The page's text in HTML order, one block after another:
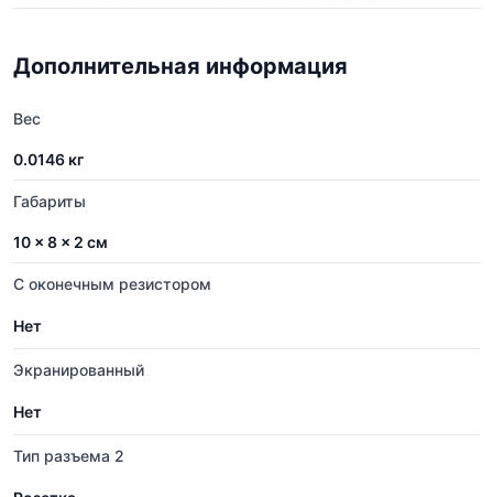
Дополнительная информация
Вес
0.0146 кг
Габариты
10 × 8 × 2 см
С оконечным резистором
Нет
Экранированный
Нет
Тип разъема 2